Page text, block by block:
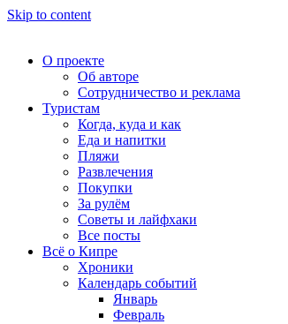
Skip to content
О проекте
Об авторе
Сотрудничество и реклама
Туристам
Когда, куда и как
Еда и напитки
Пляжи
Развлечения
Покупки
За рулём
Советы и лайфхаки
Все посты
Всё о Кипре
Хроники
Календарь событий
Январь
Февраль